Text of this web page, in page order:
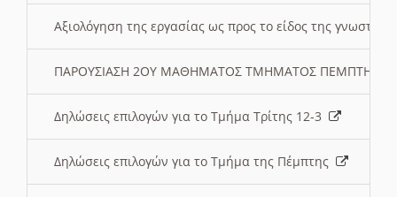
Αξιολόγηση της εργασίας ως προς το είδος της
ΠΑΡΟΥΣΙΑΣΗ 2ΟΥ ΜΑΘΗΜΑΤΟΣ ΤΜΗΜΑΤΟΣ
Δηλώσεις επιλογών για το Τμήμα Τρίτης 12-3
Δηλώσεις επιλογών για το Τμήμα της Πέμπτης